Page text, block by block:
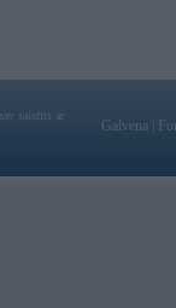
saistīts ar
Galvena